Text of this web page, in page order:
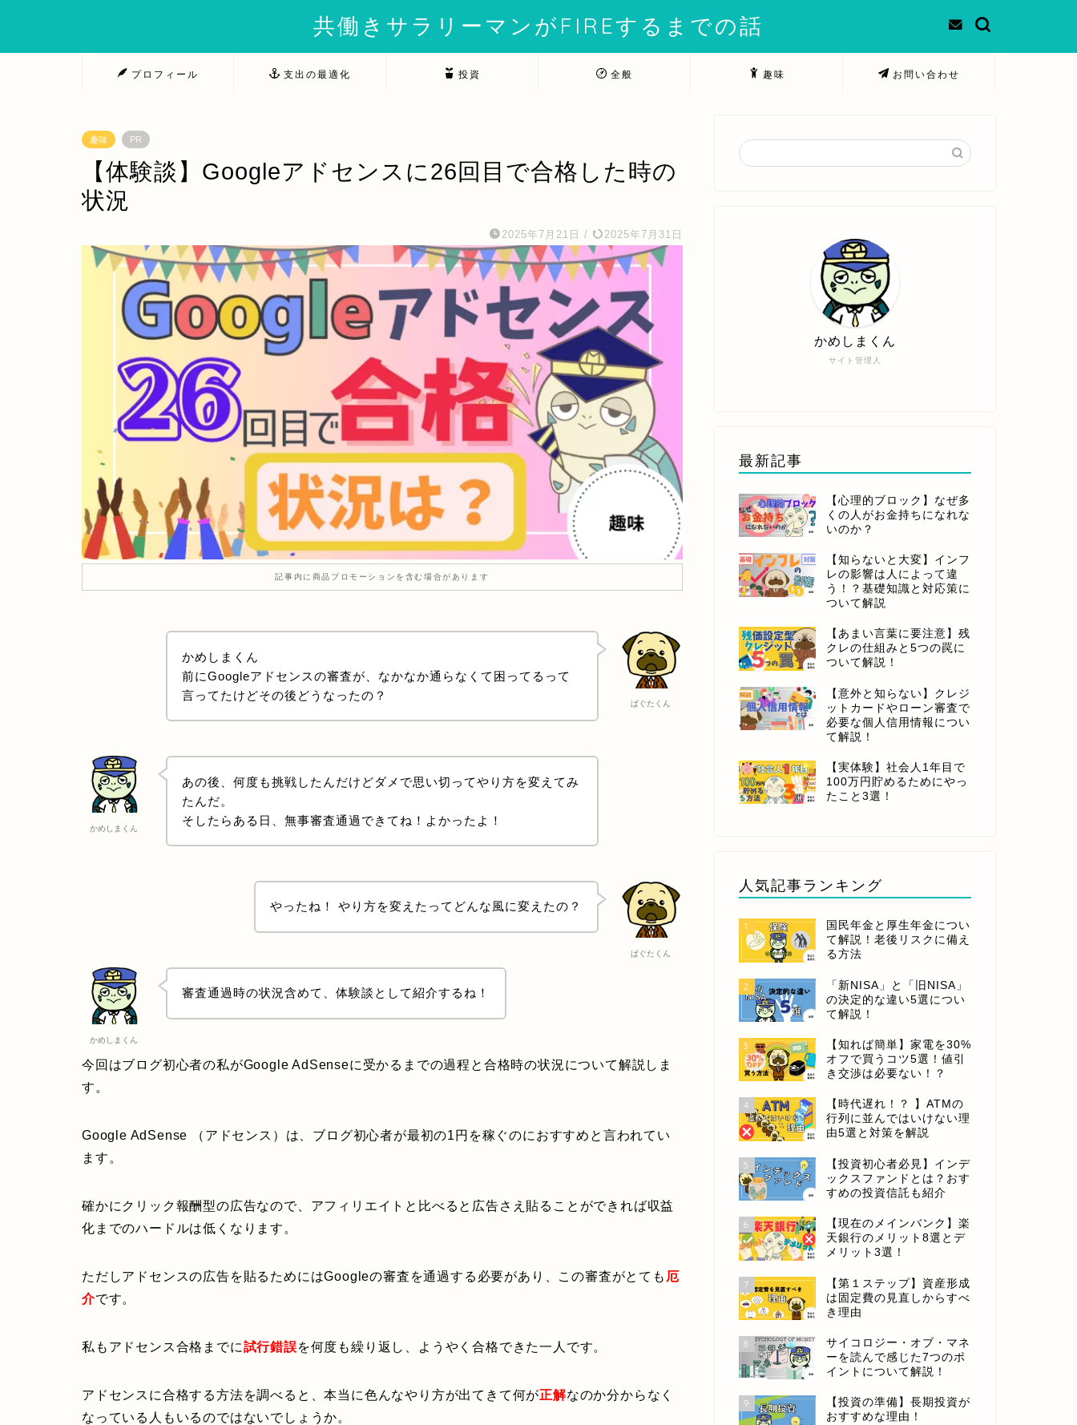
共働きサラリーマンがFIREするまでの話
プロフィール 支出の最適化 投資 全般 趣味 お問い合わせ
趣味 PR
【体験談】Googleアドセンスに26回目で合格した時の
状況
2025年7月21日 / 2025年7月31日
記事内に商品プロモーションを含む場合があります
ぱぐたくん
かめしまくん
前にGoogleアドセンスの審査が、なかなか通らなくて困ってるって
言ってたけどその後どうなったの？
かめしまくん
あの後、何度も挑戦したんだけどダメで思い切ってやり方を変えてみ
たんだ。
そしたらある日、無事審査通過できてね！よかったよ！
ぱぐたくん
やったね！ やり方を変えたってどんな風に変えたの？
かめしまくん
審査通過時の状況含めて、体験談として紹介するね！
今回はブログ初心者の私がGoogle AdSenseに受かるまでの過程と合格時の状況について解説しま
す。
Google AdSense （アドセンス）は、ブログ初心者が最初の1円を稼ぐのにおすすめと言われてい
ます。
確かにクリック報酬型の広告なので、アフィリエイトと比べると広告さえ貼ることができれば収益
化までのハードルは低くなります。
ただしアドセンスの広告を貼るためにはGoogleの審査を通過する必要があり、この審査がとても 厄
介です。
私もアドセンス合格までに試行錯誤を何度も繰り返し、ようやく合格できた一人です。
アドセンスに合格する方法を調べると、本当に色んなやり方が出てきて何が正解なのか分からなく
なっている人もいるのではないでしょうか。
サイト管理人
かめしまくん
最新記事
【心理的ブロック】なぜ多
くの人がお金持ちになれな
いのか？
【知らないと大変】インフ
レの影響は人によって違
う！？基礎知識と対応策に
ついて解説
【あまい言葉に要注意】残
クレの仕組みと5つの罠に
ついて解説！
【意外と知らない】クレジ
ットカードやローン審査で
必要な個人信用情報につい
て解説！
【実体験】社会人1年目で
100万円貯めるためにやっ
たこと3選！
人気記事ランキング
1
国民年金と厚生年金につい
て解説！老後リスクに備え
る方法
2
「新NISA」と「旧NISA」
の決定的な違い5選につい
て解説！
3
【知れば簡単】家電を30%
オフで買うコツ5選！値引
き交渉は必要ない！？
4
【時代遅れ！？ 】ATMの
行列に並んではいけない理
由5選と対策を解説
5
【投資初心者必見】インデ
ックスファンドとは？おす
すめの投資信託も紹介
6
【現在のメインバンク】楽
天銀行のメリット8選とデ
メリット3選！
7
【第１ステップ】資産形成
は固定費の見直しからすべ
き理由
8
サイコロジー・オブ・マネ
ーを読んで感じた7つのポ
イントについて解説！
9
【投資の準備】長期投資が
おすすめな理由！